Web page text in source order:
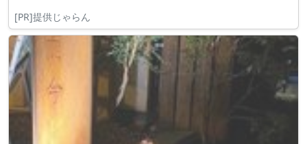
[PR]提供じゃらん